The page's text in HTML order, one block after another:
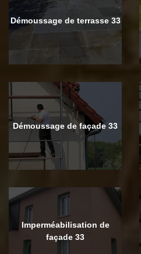
Démoussage de terrasse 33
Démoussage de façade 33
Imperméabilisation de
façade 33